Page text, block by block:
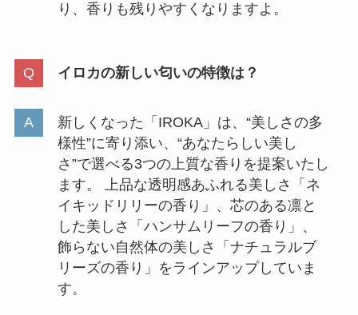
ボトルもない？どこで売ってるか
タカキベーカリーどこで買える？
取扱スーパーやコンビニや取扱い
店舗や値段調査
り、香りも残りやすくなりますよ。
イロカの新しい匂いの特徴は？
新しくなった「IROKA」は、“美しさの多
様性”に寄り添い、“あなたらしい美し
さ”で選べる3つの上質な香りを提案いたし
ます。 上品な透明感あふれる美しさ「ネ
イキッドリリーの香り」、芯のある凛と
した美しさ「ハンサムリーフの香り」、
飾らない自然体の美しさ「ナチュラルブ
リーズの香り」をラインアップしていま
す。